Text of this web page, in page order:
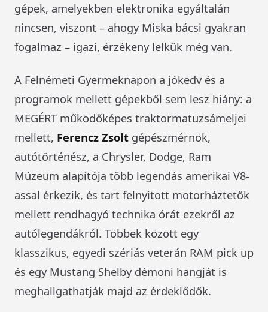
gépek, amelyekben elektronika egyáltalán
nincsen, viszont – ahogy Miska bácsi gyakran
fogalmaz – igazi, érzékeny lelkük még van.
A Felnémeti Gyermeknapon a jókedv és a
programok mellett gépekből sem lesz hiány: a
MEGÉRT működőképes traktormatuzsámeljei
mellett, Ferencz Zsolt gépészmérnök,
autótörténész, a Chrysler, Dodge, Ram
Múzeum alapítója több legendás amerikai V8-
assal érkezik, és tart felnyitott motorháztetők
mellett rendhagyó technika órát ezekről az
autólegendákról. Többek között egy
klasszikus, egyedi szériás veterán RAM pick up
és egy Mustang Shelby démoni hangját is
meghallgathatják majd az érdeklődők.